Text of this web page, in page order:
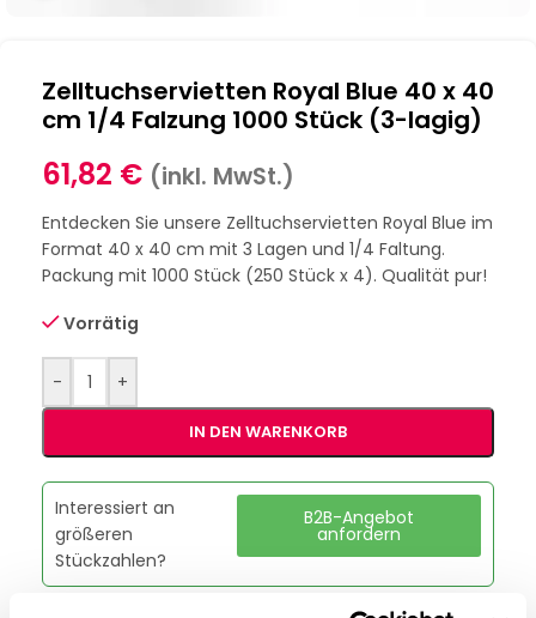
Zelltuchservietten Royal Blue 40 x 40
cm 1/4 Falzung 1000 Stück (3-lagig)
61,82 € (inkl. MwSt.)
Entdecken Sie unsere Zelltuchservietten Royal Blue im
Format 40 x 40 cm mit 3 Lagen und 1/4 Faltung.
Packung mit 1000 Stück (250 Stück x 4). Qualität pur!
Vorrätig
- +
IN DEN WARENKORB
Interessiert an
größeren
Stückzahlen?
B2B-Angebot
anfordern